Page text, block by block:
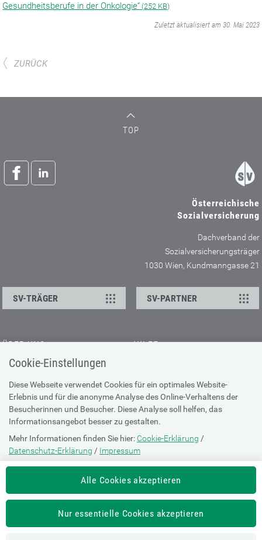
Cookie-Einstellungen
Diese Webseite verwendet Cookies für ein optimales Website-
Erlebnis und für die anonyme Analyse des Online-Verhaltens der
Besucherinnen und Besucher. Diese Analyse soll helfen, das
Informationsangebot besser zu gestalten.
Mehr Informationen finden Sie hier: Cookie-Erklärung /
Datenschutz-Erklärung / Impressum
Die Einstellung können Sie jederzeit auf der Seite "Cookie-Erklärung"
Alle Cookies akzeptieren
Nur essentielle Cookies akzeptieren
Gesundheitsberufe in der Onkologie“ (252 KB)
Zuletzt aktualisiert am 30. Mai 2023
ZURÜCK
TOP
Österreichische
Sozialversicherung
Dachverband der
Sozialversicherungsträger
1030 Wien, Kundmanngasse 21
SV-TRÄGER SV-PARTNER
ÜBER UNS
Kontakt
Offene Stellen
Presse
HILFE
Browser-Info & Sicherheit
Hilfe zur Suche
Technische Unterstützung
DATENSCHUTZ
Cookie-Erklärung
Datenschutz-Erklärung
Impressum
Nutzungsbestimmungen